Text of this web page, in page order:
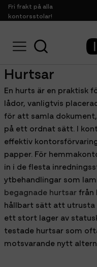
Fri frakt på alla
kontorsstolar!
Hem Förvaring
Hurtsar
En hurts är en praktisk
lådor, vanligtvis
för att samla
på ett ordnat sätt. I
effektiv
papper. För
in i de flesta
ytbehandlingar som
begagnade hurtsarfrån
hållbart sätt att utrusta
ett stort lager av
testade hurtsar som
motsvarande nytt